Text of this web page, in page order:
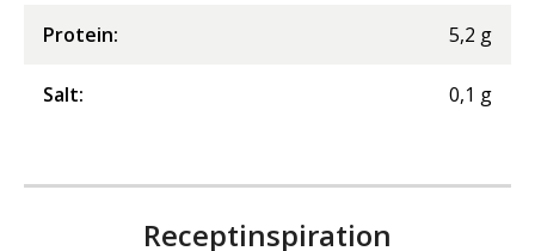
Protein: 5,2 g
Salt: 0,1 g
Receptinspiration